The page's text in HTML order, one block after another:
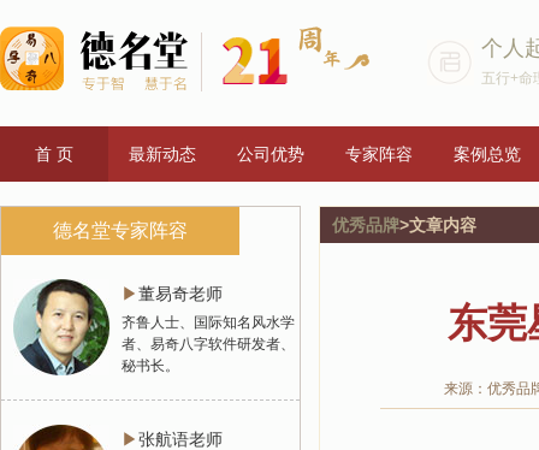
个人
五行+命
首 页 最新动态 公司优势 专家阵容 案例总览
德名堂专家阵容
▶董易奇老师
齐鲁人士、国际知名风水学
者、易奇八字软件研发者、
秘书长。
▶张航语老师
优秀品牌>文章内容
东莞
来源：优秀品